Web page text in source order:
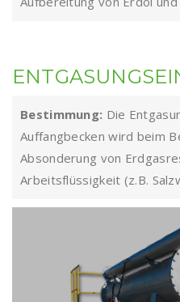
Bestimmung: Die
Auffangbecken wird beim
Absonderung von
Arbeitsflüssigkeit (z.B.